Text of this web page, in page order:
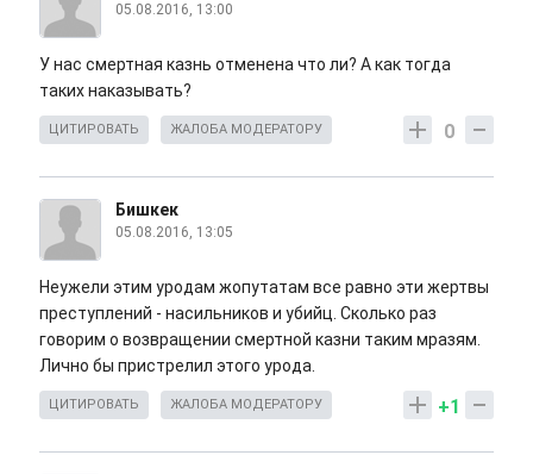
05.08.2016, 13:00
У нас смертная казнь отменена что ли? А как тогда
таких наказывать?
0
ЦИТИРОВАТЬ ЖАЛОБА МОДЕРАТОРУ
Бишкек
05.08.2016, 13:05
Неужели этим уродам жопутатам все равно эти жертвы
преступлений - насильников и убийц. Сколько раз
говорим о возвращении смертной казни таким мразям.
Лично бы пристрелил этого урода.
+1
ЦИТИРОВАТЬ ЖАЛОБА МОДЕРАТОРУ